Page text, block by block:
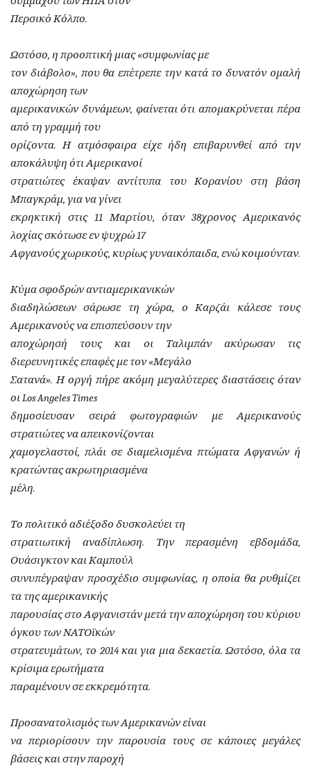
Περσικό Κόλπο.
Ωστόσο, η προοπτική μιας «συμφωνίας με
τον διάβολο», που θα επέτρεπε την κατά το δυνατόν ομαλή
αποχώρηση των
αμερικανικών δυνάμεων, φαίνεται ότι απομακρύνεται πέρα
από τη γραμμή του
ορίζοντα. Η ατμόσφαιρα είχε ήδη επιβαρυνθεί από την
αποκάλυψη ότι Αμερικανοί
στρατιώτες έκαψαν αντίτυπα του Κορανίου στη βάση
Μπαγκράμ, για να γίνει
εκρηκτική στις 11 Μαρτίου, όταν 38χρονος Αμερικανός
λοχίας σκότωσε εν ψυχρώ 17
Αφγανούς χωρικούς, κυρίως γυναικόπαιδα, ενώ κοιμούνταν.
Κύμα σφοδρών αντιαμερικανικών
διαδηλώσεων σάρωσε τη χώρα, ο Καρζάι κάλεσε τους
Αμερικανούς να επισπεύσουν την
αποχώρησή τους και οι Ταλιμπάν ακύρωσαν τις
διερευνητικές επαφές με τον «Μεγάλο
Σατανά». Η οργή πήρε ακόμη μεγαλύτερες διαστάσεις όταν
οι Los Angeles Times
δημοσίευσαν σειρά φωτογραφιών με Αμερικανούς
στρατιώτες να απεικονίζονται
χαμογελαστοί, πλάι σε διαμελισμένα πτώματα Αφγανών ή
κρατώντας ακρωτηριασμένα
μέλη.
Το πολιτικό αδιέξοδο δυσκολεύει τη
στρατιωτική αναδίπλωση. Την περασμένη εβδομάδα,
Ουάσιγκτον και Καμπούλ
συνυπέγραψαν προσχέδιο συμφωνίας, η οποία θα ρυθμίζει
τα της αμερικανικής
παρουσίας στο Αφγανιστάν μετά την αποχώρηση του κύριου
όγκου των ΝΑΤΟϊκών
στρατευμάτων, το 2014 και για μια δεκαετία. Ωστόσο, όλα τα
κρίσιμα ερωτήματα
παραμένουν σε εκκρεμότητα.
Προσανατολισμός των Αμερικανών είναι
να περιορίσουν την παρουσία τους σε κάποιες μεγάλες
βάσεις και στην παροχή